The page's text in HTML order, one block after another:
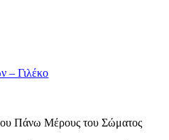
– Γιλέκο
Πάνω Μέρους του Σώματος